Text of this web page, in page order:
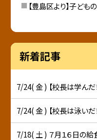
【豊島区より】子ども
新着記事
7/24( 金 ) 【校長は学んだ
7/24( 金 ) 【校長は泳いだ
7/18( 土 ) ７月１６日の給